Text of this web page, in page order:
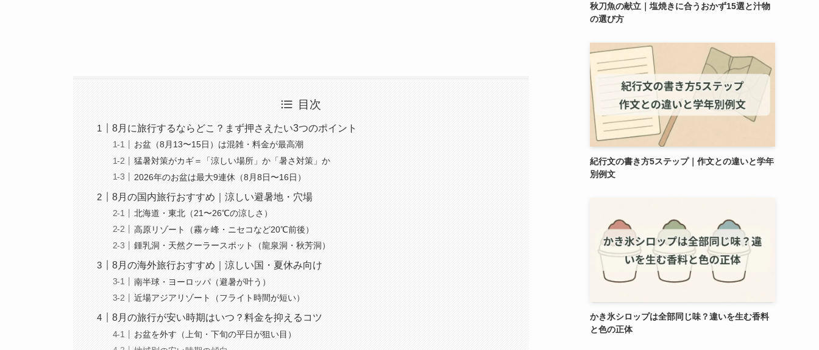
目次
8月に旅行するならどこ？まず押さえたい3つのポイント
お盆（8月13〜15日）は混雑・料金が最高潮
猛暑対策がカギ＝「涼しい場所」か「暑さ対策」か
2026年のお盆は最大9連休（8月8日〜16日）
8月の国内旅行おすすめ｜涼しい避暑地・穴場
北海道・東北（21〜26℃の涼しさ）
高原リゾート（霧ヶ峰・ニセコなど20℃前後）
鍾乳洞・天然クーラースポット（龍泉洞・秋芳洞）
8月の海外旅行おすすめ｜涼しい国・夏休み向け
南半球・ヨーロッパ（避暑が叶う）
近場アジアリゾート（フライト時間が短い）
8月の旅行が安い時期はいつ？料金を抑えるコツ
お盆を外す（上旬・下旬の平日が狙い目）
秋刀魚の献立｜塩焼きに合うおかず15選と汁物
の選び方
紀行文の書き方5ステップ｜作文との違いと学年
別例文
かき氷シロップは全部同じ味？違いを生む香料
と色の正体